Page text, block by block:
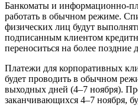
Банкоматы и информационно-
работать в обычном режиме.
физических лиц будут
подписанным клиентом
переноситься на более поздние
Платежи для корпоративных
будет проводить в обычном
выходных дней (4–7 ноября).
заканчивающихся 4–7 ноября,